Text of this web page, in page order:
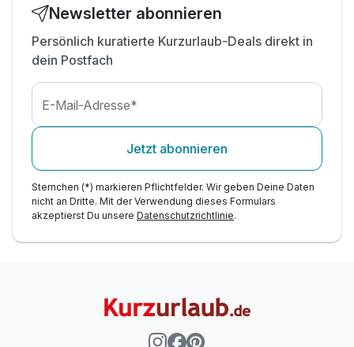
*Sommerpark Fendels mit Abenteuerspielplatz
tägliche Entspannung in der Sauna und im
Dampfbad
Newsletter abonnieren
Persönlich kuratierte Kurzurlaub-Deals direkt in
dein Postfach
E-Mail-Adresse*
Jetzt abonnieren
Sternchen (*) markieren Pflichtfelder. Wir geben Deine Daten
nicht an Dritte. Mit der Verwendung dieses Formulars
akzeptierst Du unsere Datenschutzrichtlinie.